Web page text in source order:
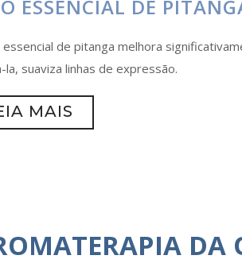
ESSENCIAL DE
de pitanga melhora
la, suaviza linhas de expressão.
MAIS
DA